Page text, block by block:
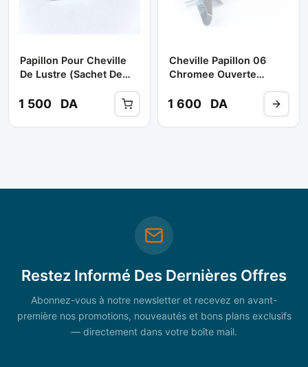
Papillon Pour Cheville
De Lustre (sachet De
1 500 DA
Cheville Papillon 06
Chromee Ouverte
TBA/NEWSD
1 600 DA
Restez Informé Des Dernières Offres
Abonnez-vous à notre newsletter et recevez en avant-
première nos promotions, nouveautés et bons plans exclusifs
— directement dans votre boîte mail.